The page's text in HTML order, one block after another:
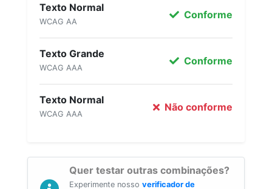
Texto Normal
WCAG AA
Conforme
Texto Grande
WCAG AAA
Conforme
Texto Normal
WCAG AAA
Não conforme
Quer testar outras combinações?
Experimente nosso verificador de